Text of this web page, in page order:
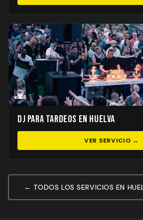
🌇
DJ para Tardeos en Huelva
VER SERVICIO →
← TODOS LOS SERVICIOS EN